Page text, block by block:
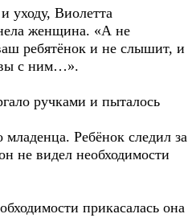
уходу, Виолетта
женщина. «А не
ребятёнок и не слышит, и
вы с ним…».
ручками и пыталось
Ребёнок следил за
не видел необходимости
прикасалась она